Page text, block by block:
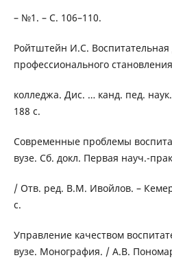
– №1. – С. 106–110.
Ройтштейн И.С. Воспитательная
профессионального
колледжа. Дис. … канд. пед.
188 с.
Современные проблемы
вузе. Сб. докл. Первая науч.-
/ Отв. ред. В.М. Ивойлов. –
с.
Управление качеством
вузе. Монография. / A.B.